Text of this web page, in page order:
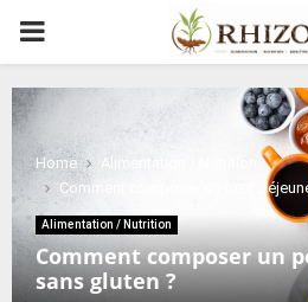
PRIMARY
MENU
Home
Alimentation / Nutrition
Comment composer un petit
Alimentation / Nutrition
Comment composer un
sans gluten ?